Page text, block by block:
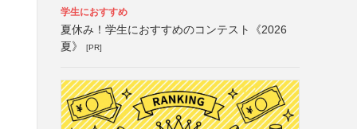
学生におすすめ
夏休み！学生におすすめのコンテスト《2026
夏》
[PR]